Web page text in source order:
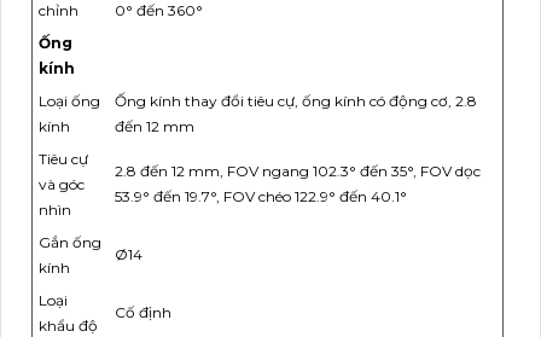
chỉnh
0° đến 360°
Ống
kính
Loại ống
kính
Ống kính thay đổi tiêu cự, ống kính có động cơ, 2.8
đến 12 mm
Tiêu cự
và góc
nhìn
2.8 đến 12 mm, FOV ngang 102.3° đến 35°, FOV dọc
53.9° đến 19.7°, FOV chéo 122.9° đến 40.1°
Gắn ống
kính
Ø14
Loại
khẩu độ
Cố định